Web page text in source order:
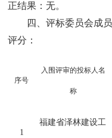
正结果：无。
四、评标委员会成
评分：
序号
入围评审的投标人名
称
1
福建省泽林建设工